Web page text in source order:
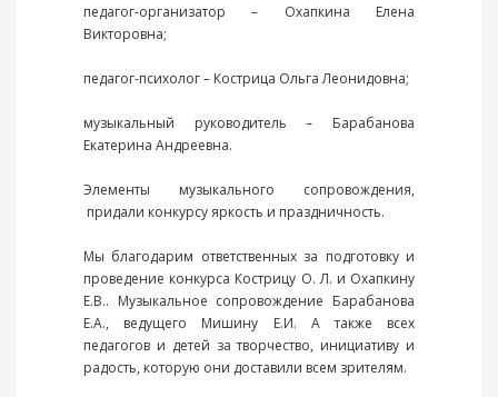
педагог-организатор – Охапкина Елена
Викторовна;
педагог-психолог – Кострица Ольга Леонидовна;
музыкальный руководитель – Барабанова
Екатерина Андреевна.
Элементы музыкального сопровождения,
придали конкурсу яркость и праздничность.
Мы благодарим ответственных за подготовку и
проведение конкурса Кострицу О. Л. и Охапкину
Е.В.. Музыкальное сопровождение Барабанова
Е.А., ведущего Мишину Е.И. А также всех
педагогов и детей за творчество, инициативу и
радость, которую они доставили всем зрителям.